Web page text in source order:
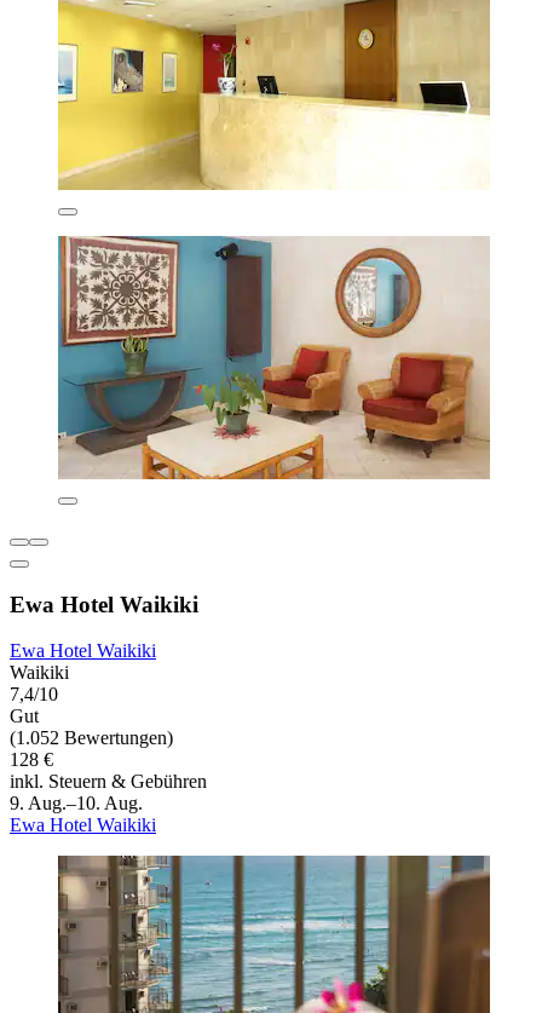
Ewa Hotel Waikiki
Ewa Hotel Waikiki
Waikiki
7,4/10
Gut
(1.052 Bewertungen)
128 €
inkl. Steuern & Gebühren
9. Aug.–10. Aug.
Ewa Hotel Waikiki